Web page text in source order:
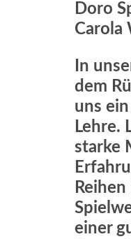
Doro
Carola
In
dem
uns
Lehre.
starke
einer